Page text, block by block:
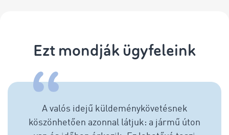
Ezt mondják ügyfeleink
A valós idejű küldeménykövetésnek
köszönhetően azonnal látjuk: a jármű úton